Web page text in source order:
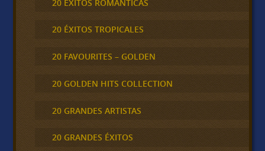
20 ÉXITOS ROMÁNTICAS
20 ÉXITOS TROPICALES
20 FAVOURITES – GOLDEN
20 GOLDEN HITS COLLECTION
20 GRANDES ARTISTAS
20 GRANDES ÉXITOS